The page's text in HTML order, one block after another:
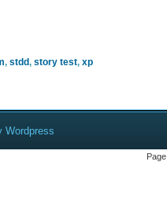
, stdd, story test, xp
Wordpress